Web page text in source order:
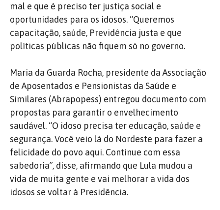
mal e que é preciso ter justiça social e
oportunidades para os idosos. “Queremos
capacitação, saúde, Previdência justa e que
políticas públicas não fiquem só no governo.
Maria da Guarda Rocha, presidente da Associação
de Aposentados e Pensionistas da Saúde e
Similares (Abrapopess) entregou documento com
propostas para garantir o envelhecimento
saudável. “O idoso precisa ter educação, saúde e
segurança. Você veio lá do Nordeste para fazer a
felicidade do povo aqui. Continue com essa
sabedoria”, disse, afirmando que Lula mudou a
vida de muita gente e vai melhorar a vida dos
idosos se voltar à Presidência.